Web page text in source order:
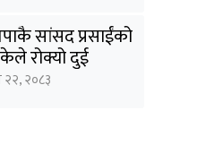
सांसद प्रसाईंको
केले रोक्यो दुई
सरकारलाई ?
२२, २०८३